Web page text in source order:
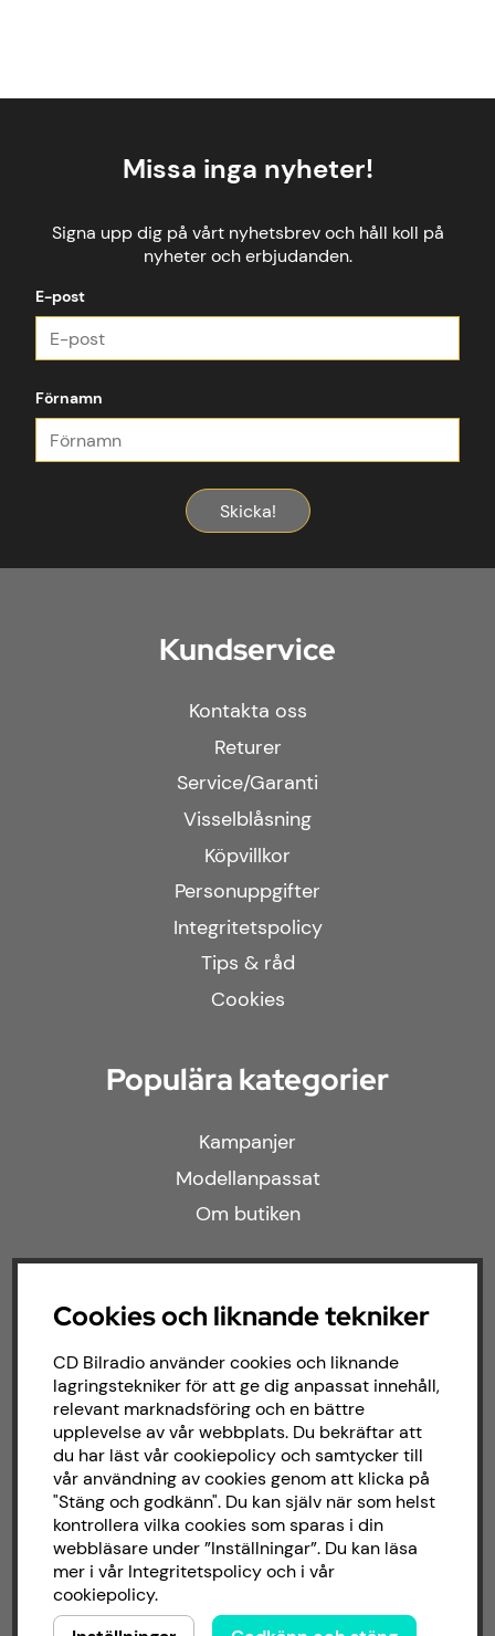
Missa inga nyheter!
Signa upp dig på vårt nyhetsbrev och håll koll på
nyheter och erbjudanden.
E-post
Förnamn
Skicka!
Kundservice
Kontakta oss
Returer
Service/Garanti
Visselblåsning
Köpvillkor
Personuppgifter
Integritetspolicy
Tips & råd
Cookies
Populära kategorier
Kampanjer
Modellanpassat
Om butiken
Följ oss
Facebook
Instagram
Om CD bilradio
CD Bilradio har sedan starten 1987 arbetat
med försäljning och installation av ljud till
både bilar och båtar. Hos oss hittar du ett
brett sortiment av billjud till alla typer av
Cookies och liknande tekniker
CD Bilradio använder cookies och liknande
lagringstekniker för att ge dig anpassat innehåll,
relevant marknadsföring och en bättre
upplevelse av vår webbplats. Du bekräftar att
du har läst vår cookiepolicy och samtycker till
vår användning av cookies genom att klicka på
"Stäng och godkänn". Du kan själv när som helst
kontrollera vilka cookies som sparas i din
webbläsare under ”Inställningar”. Du kan läsa
mer i vår Integritetspolicyoch i vår
cookiepolicy.